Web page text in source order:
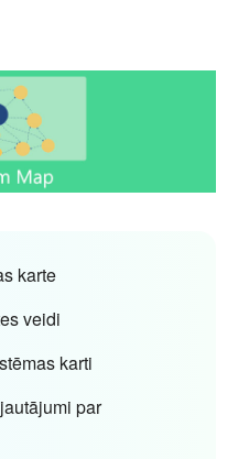
karte
veidi
karti
par